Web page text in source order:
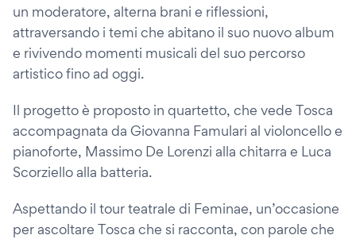
un moderatore, alterna brani e riflessioni,
attraversando i temi che abitano il suo nuovo album
e rivivendo momenti musicali del suo percorso
artistico fino ad oggi.
Il progetto è proposto in quartetto, che vede Tosca
accompagnata da Giovanna Famulari al violoncello e
pianoforte, Massimo De Lorenzi alla chitarra e Luca
Scorziello alla batteria.
Aspettando il tour teatrale di Feminae, un’occasione
per ascoltare Tosca che si racconta, con parole che